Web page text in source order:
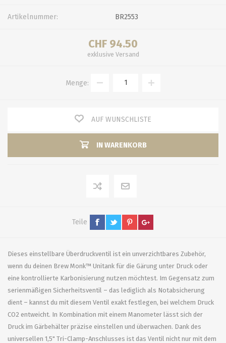
Artikelnummer: BR2553
CHF 94.50
exklusive Versand
Menge:
AUF WUNSCHLISTE
IN WARENKORB
Teile
Dieses einstellbare Überdruckventil ist ein unverzichtbares Zubehör,
wenn du deinen Brew Monk™ Unitank für die Gärung unter Druck oder
eine kontrollierte Karbonisierung nutzen möchtest. Im Gegensatz zum
serienmäßigen Sicherheitsventil – das lediglich als Notabsicherung
dient – kannst du mit diesem Ventil exakt festlegen, bei welchem Druck
CO2 entweicht. In Kombination mit einem Manometer lässt sich der
Druck im Gärbehälter präzise einstellen und überwachen. Dank des
universellen 1,5" Tri-Clamp-Anschlusses ist das Ventil nicht nur mit dem